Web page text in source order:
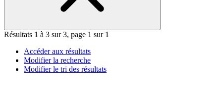
Résultats 1 à 3 sur 3, page 1 sur 1
Accéder aux résultats
Modifier la recherche
Modifier le tri des résultats